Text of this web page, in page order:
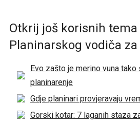
Otkrij još korisnih tema
Planinarskog vodiča
Evo zašto je merino vuna
planinarenje
Gdje planinari provjeravaju
Gorski kotar: 7 laganih staza